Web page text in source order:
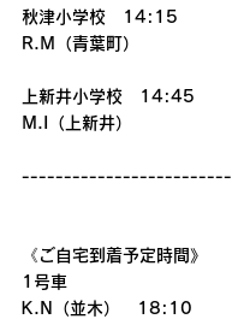
秋津小学校　14:15
R.M（青葉町）
上新井小学校　14:45
M.I（上新井）
-------------------------
《ご自宅到着予定時間》
1号車
K.N（並木）　18:10